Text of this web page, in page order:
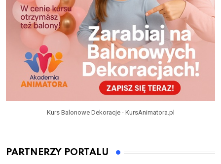
Kurs Balonowe Dekoracje - KursAnimatora.pl
PARTNERZY PORTALU